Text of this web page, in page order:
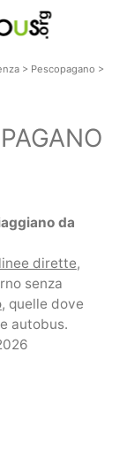
> Pescopagano >
da
linee dirette,
senza
, quelle dove
autobus.